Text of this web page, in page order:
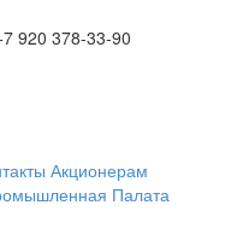
920 378-33-90
Акционерам
Палата